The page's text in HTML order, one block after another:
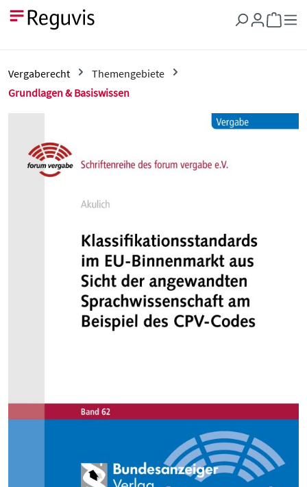
Zum Hauptinhalt springen
Vergaberecht
Themengebiete
Grundlagen & Basiswissen